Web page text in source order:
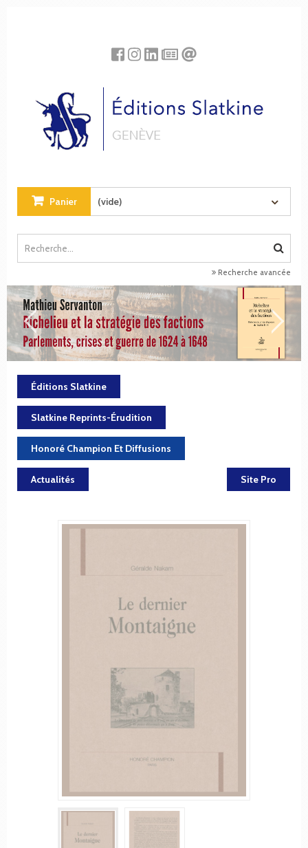
Panier (vide)
Recherche avancée
Éditions Slatkine
Slatkine Reprints-Érudition
Honoré Champion Et Diffusions
Actualités Site Pro